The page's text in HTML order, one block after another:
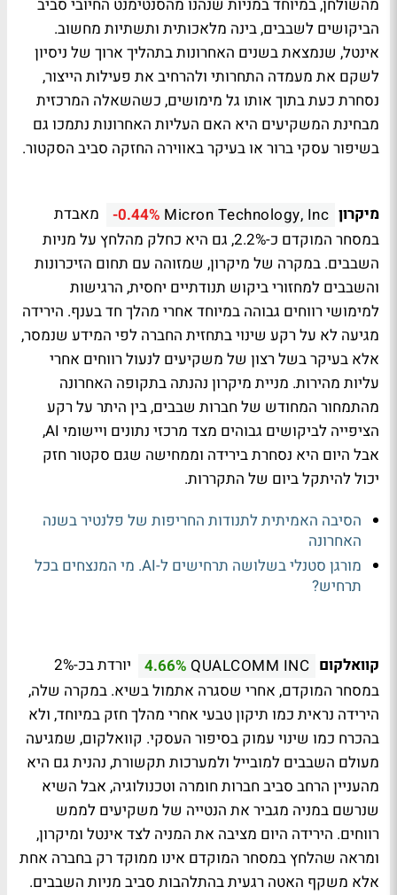
מהשולחן, במיוחד במניות שנהנו מהסנטימנט החיובי סביב
הביקושים לשבבים, בינה מלאכותית ותשתיות מחשוב.
אינטל, שנמצאת בשנים האחרונות בתהליך ארוך של ניסיון
לשקם את מעמדה התחרותי ולהרחיב את פעילות הייצור,
נסחרת כעת בתוך אותו גל מימושים, כשהשאלה המרכזית
מבחינת המשקיעים היא האם העליות האחרונות נתמכו גם
בשיפור עסקי ברור או בעיקר באווירה החזקה סביב הסקטור.
מיקרון Micron Technology, Inc
-0.44%
מאבדת
במסחר המוקדם כ-2.2%, גם היא כחלק מהלחץ על מניות
השבבים. במקרה של מיקרון, שמזוהה עם תחום הזיכרונות
והשבבים למחזורי ביקוש תנודתיים יחסית, הרגישות
למימושי רווחים גבוהה במיוחד אחרי מהלך חד בענף. הירידה
מגיעה לא על רקע שינוי בתחזית החברה לפי המידע שנמסר,
אלא בעיקר בשל רצון של משקיעים לנעול רווחים אחרי
עליות מהירות. מניית מיקרון נהנתה בתקופה האחרונה
מהתמחור המחודש של חברות שבבים, בין היתר על רקע
הציפייה לביקושים גבוהים מצד מרכזי נתונים ויישומי AI,
אבל היום היא נסחרת בירידה וממחישה שגם סקטור חזק
יכול להיתקל ביום של התקררות.
הסיבה האמיתית לתנודות החריפות של פלנטיר בשנה
האחרונה
מורגן סטנלי בשלושה תרחישים ל-AI. מי המנצחים בכל
תרחיש?
קוואלקום QUALCOMM INC
4.66%
יורדת בכ-2%
במסחר המוקדם, אחרי שסגרה אתמול בשיא. במקרה שלה,
הירידה נראית כמו תיקון טבעי אחרי מהלך חזק במיוחד, ולא
בהכרח כמו שינוי עמוק בסיפור העסקי. קוואלקום, שמגיעה
מעולם השבבים למובייל ולמערכות תקשורת, נהנית גם היא
מהעניין הרחב סביב חברות חומרה וטכנולוגיה, אבל השיא
שנרשם במניה מגביר את הנטייה של משקיעים לממש
רווחים. הירידה היום מציבה את המניה לצד אינטל ומיקרון,
ומראה שהלחץ במסחר המוקדם אינו ממוקד רק בחברה אחת
אלא משקף האטה רגעית בהתלהבות סביב מניות השבבים.